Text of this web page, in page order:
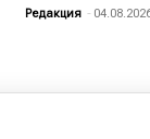
Редакция -